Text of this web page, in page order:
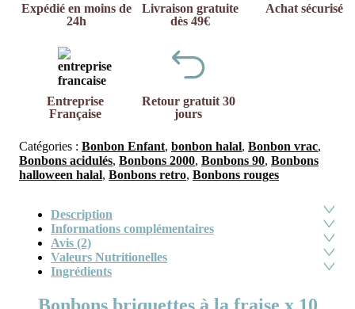
Expédié en moins de
24h
Livraison gratuite
dès 49€
Achat sécurisé
Entreprise
Française
Retour gratuit 30
jours
Catégories : Bonbon Enfant, bonbon halal, Bonbon vrac,
Bonbons acidulés, Bonbons 2000, Bonbons 90, Bonbons
halloween halal, Bonbons retro, Bonbons rouges
Description
Informations complémentaires
Avis (2)
Valeurs Nutritionelles
Ingrédients